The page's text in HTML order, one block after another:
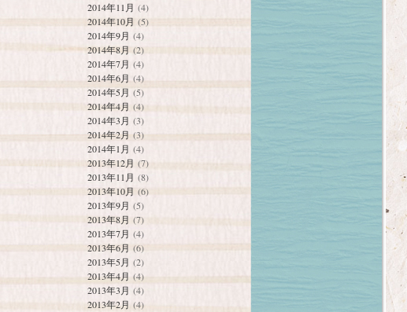
2014年11月 (4)
2014年10月 (5)
2014年9月 (4)
2014年8月 (2)
2014年7月 (4)
2014年6月 (4)
2014年5月 (5)
2014年4月 (4)
2014年3月 (3)
2014年2月(3)
2014年1月 (4)
2013年12月 (7)
2013年11月 (8)
2013年10月 (6)
2013年9月 (5)
2013年8月 (7)
2013年7月 (4)
2013年6月 (6)
2013年5月 (2)
2013年4月 (4)
2013年3月 (4)
2013年2月(4)